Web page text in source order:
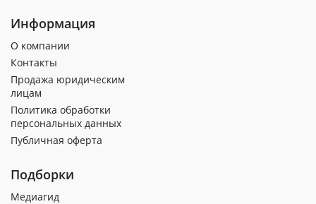
Информация
О компании
Контакты
Продажа юридическим
лицам
Политика обработки
персональных данных
Публичная оферта
Подборки
Медиагид